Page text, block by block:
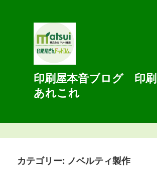
印刷屋本音ブログ 印刷
あれこれ
カテゴリー: ノベルティ製作